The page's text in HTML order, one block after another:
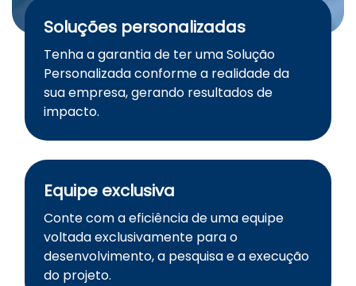
Soluções personalizadas
Tenha a garantia de ter uma Solução
Personalizada conforme a realidade da
sua empresa, gerando resultados de
impacto.
Equipe exclusiva
Conte com a eficiência de uma equipe
voltada exclusivamente para o
desenvolvimento, a pesquisa e a execução
do projeto.